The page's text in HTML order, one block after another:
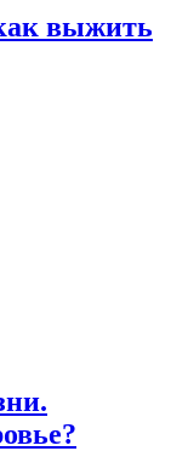
выжить